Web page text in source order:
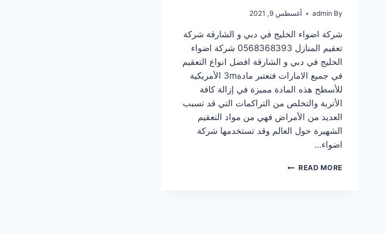
By
admin أغسطس 9, 2021
شركة اضواء الخليج في دبي و الشارقة شركة
تعقيم المنازل 0568368393 شركة اضواء
الخليج في دبي و الشارقة افضل انواع التعقيم
في جميع الامارات فتعتبر مادة3m الأمريكية
للأسطح هذه المادة مميزة في إزالة كافة
الأتربة والتخلص من التراكمات التي قد تسبب
العديد من الأمراض فهي من مواد التعقيم
الشهيرة حول العالم وقد تستخدمها شركة
اضواء…
READ MORE